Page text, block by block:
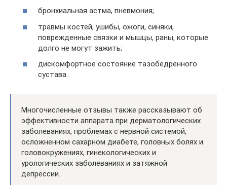
бронхиальная астма, пневмония;
травмы костей, ушибы, ожоги, синяки,
поврежденные связки и мышцы, раны, которые
долго не могут зажить;
дискомфортное состояние тазобедренного
сустава.
Многочисленные отзывы также рассказывают об
эффективности аппарата при дерматологических
заболеваниях, проблемах с нервной системой,
осложненном сахарном диабете, головных болях и
головокружениях, гинекологических и
урологических заболеваниях и затяжной
депрессии.